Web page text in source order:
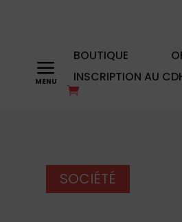
a BOUTIQUE
INSCRIPTION AU
SOCIÉTÉ